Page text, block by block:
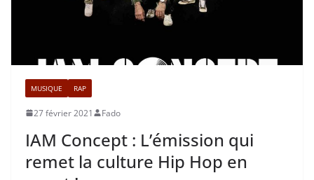
MUSIQUE RAP
27 février 2021 Fado
IAM Concept : L’émission qui
remet la culture Hip Hop en